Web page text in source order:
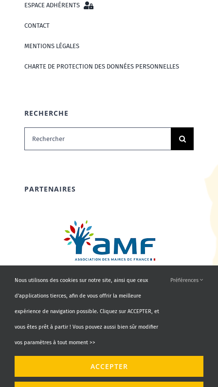
ESPACE ADHÉRENTS
CONTACT
MENTIONS LÉGALES
CHARTE DE PROTECTION DES DONNÉES PERSONNELLES
RECHERCHE
Rechercher:
PARTENAIRES
© Copyright 2010 - 2026 | AMF66 | Tous droits réservés |
Nous utilisons des cookies sur notre site, ainsi que ceux
d'applications tierces, afin de vous offrir la meilleure
expérience de navigation possible. Cliquez sur ACCEPTER, et
vous êtes prêt à partir ! Vous pouvez aussi bien sûr modifier
vos paramètres à tout moment >>
Préférences
ACCEPTER